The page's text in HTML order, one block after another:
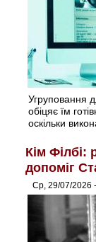
Угруповання
обіцяє їм
оскільки
Кім Філбі:
допоміг
Ср, 29/07/2026